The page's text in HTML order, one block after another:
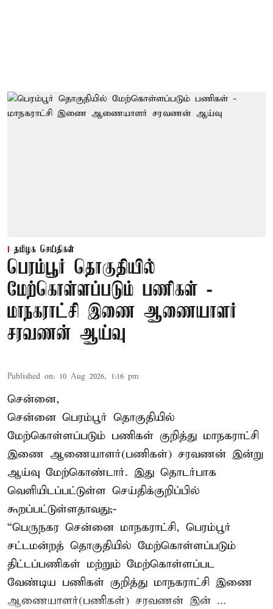
தமிழக செய்திகள்
பெரம்பூர் தொகுதியில்
மேற்கொள்ளப்படும் பணிகள் -
மாநகராட்சி இணை ஆணையாளர்
சரவணன் ஆய்வு
Published on: 10 Aug 2026, 1:16 pm
சென்னை,
சென்னை பெரம்பூர் தொகுதியில்
மேற்கொள்ளப்படும் பணிகள் குறித்து மாநகராட்சி
இணை ஆணையாளர்(பணிகள்) சரவணன் இன்று
ஆய்வு மேற்கொண்டார். இது தொடர்பாக
வெளியிடப்பட்டுள்ள செய்திக்குறிப்பில்
கூறப்பட்டுள்ளதாவது;-
“பெருநகர சென்னை மாநகராட்சி, பெரம்பூர்
சட்டமன்றத் தொகுதியில் மேற்கொள்ளப்படும்
திட்டப்பணிகள் மற்றும் மேற்கொள்ளப்பட
வேண்டிய பணிகள் குறித்து மாநகராட்சி இணை
ஆணையாளர்(பணிகள்) சரவணன் இன் ...